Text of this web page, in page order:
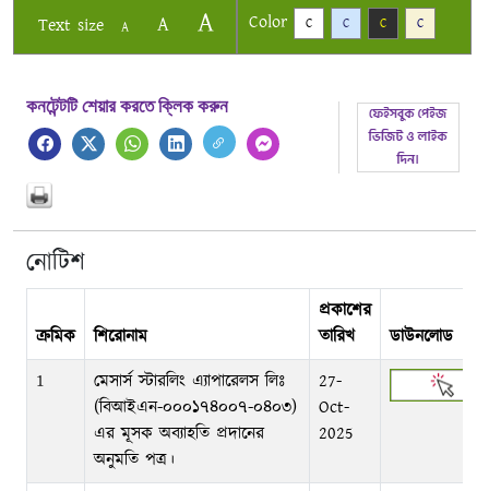
Text size A A A Color C C C C
কনটেন্টটি শেয়ার করতে ক্লিক করুন
নোটিশ
ক্রমিক শিরোনাম
প্রকাশের
তারিখ
ডাউনলোড
1
মেসার্স স্টারলিং এ্যাপারেলস লিঃ
(বিআইএন-০০০১৭৪০০৭-০৪০৩)
এর মূসক অব্যাহতি প্রদানের
অনুমতি পত্র।
27-
Oct-
2025